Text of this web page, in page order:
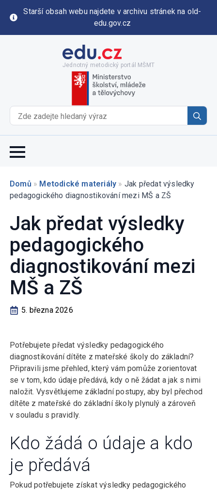
Starší obsah webu najdete v archivu stránek na old-
edu.gov.cz
Jednotný metodický portál MŠMT
for:
Domů » Metodické materiály » Jak předat výsledky
pedagogického diagnostikování mezi MŠ a ZŠ
Jak předat výsledky
pedagogického
diagnostikování mezi
MŠ a ZŠ
5. března 2026
Potřebujete předat výsledky pedagogického
diagnostikování dítěte z mateřské školy do základní?
Připravili jsme přehled, který vám pomůže zorientovat
se v tom, kdo údaje předává, kdy o ně žádat a jak s nimi
naložit. Vysvětlujeme základní postupy, aby byl přechod
dítěte z mateřské do základní školy plynulý a zároveň
v souladu s pravidly.
Kdo žádá o údaje a kdo
je předává
Pokud potřebujete získat výsledky pedagogického